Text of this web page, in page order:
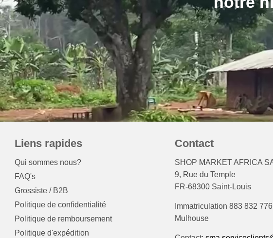
Liens rapides
Qui sommes nous?
FAQ's
Grossiste / B2B
Politique de confidentialité
Politique de remboursement
Politique d'expédition
Contact
SHOP MARKET AFRICA
9, Rue du Temple
FR-68300 Saint-Louis
Immatriculation 883 832
Mulhouse